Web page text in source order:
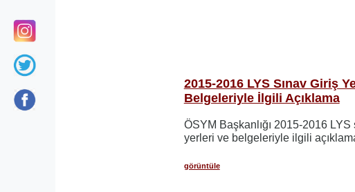
2015-2016 LYS Sınav Giriş
Belgeleriyle İlgili Açıklama
ÖSYM Başkanlığı 2015-2016 LYS
yerleri ve belgeleriyle ilgili
görüntüle